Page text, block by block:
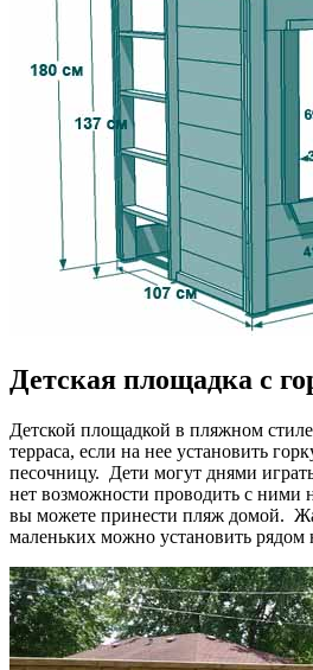
Детская площадка с
Детской площадкой в пляжном
терраса, если на нее установить
песочницу. Дети могут днями
нет возможности проводить с ними
вы можете принести пляж домой.
маленьких можно установить рядом